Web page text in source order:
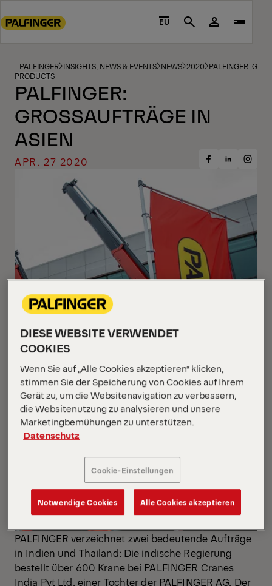
to
footer
content
EU Search
PALFINGER INSIGHTS, NEWS & EVENTS NEWS 2020 PALFINGER:
PRODUCTS
PALFINGER:
GROSSAUFTRÄGE IN A
SIEN
APR. 27 2020
ShareShare
LinkedIn
Share
PALFINGER verzeichnet zwei bedeutende Aufträge
in Indien und Thailand: Die indische Regierung
bestellt über 600 Krane bei PALFINGER Cranes
India Pvt Ltd, einer Tochter der PALFINGER AG. Der
DIESE WEBSITE VERWENDET
COOKIES
Wenn Sie auf „Alle Cookies akzeptieren“ klicken,
stimmen Sie der Speicherung von Cookies auf Ihrem
Gerät zu, um die Websitenavigation zu verbessern,
die Websitenutzung zu analysieren und unsere
Marketingbemühungen zu unterstützen.
Datenschutz
Cookie-Einstellungen
Notwendige Cookies Alle Cookies akzeptieren